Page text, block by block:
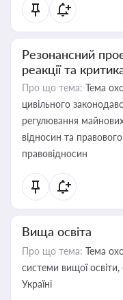
Резонансний
реакції та
Про що тема: Тема
цивільного
регулювання
відносин та
правовідносин
Вища освіта
Про що тема: Тема
системи вищої освіти,
Україні